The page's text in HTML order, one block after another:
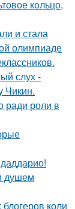
кольцо,
и стала
олимпиаде
слух -
Чикин.
ради роли в
душем
коли